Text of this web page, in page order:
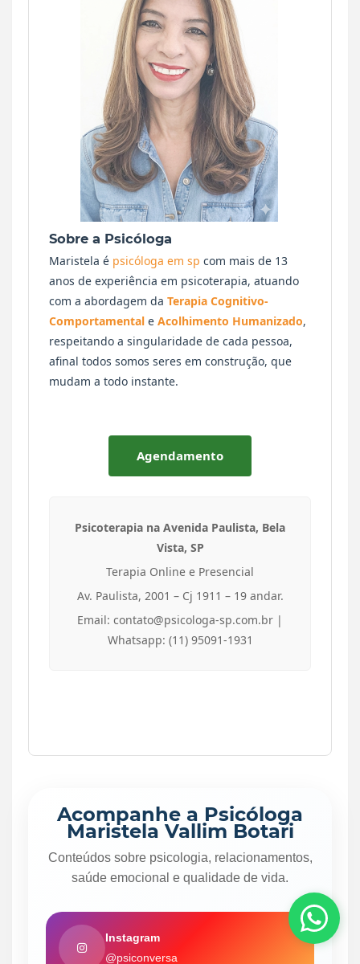
Sobre a Psicóloga
Maristela é psicóloga em sp com mais de 13
anos de experiência em psicoterapia, atuando
com a abordagem da Terapia Cognitivo-
Comportamental e Acolhimento Humanizado,
respeitando a singularidade de cada pessoa,
afinal todos somos seres em construção, que
mudam a todo instante.
Agendamento
Psicoterapia na Avenida Paulista, Bela
Vista, SP
Terapia Online e Presencial
Av. Paulista, 2001 – Cj 1911 – 19 andar.
Email: contato@psicologa-sp.com.br |
Whatsapp: (11) 95091-1931
Acompanhe a Psicóloga
Maristela Vallim Botari
Conteúdos sobre psicologia, relacionamentos,
saúde emocional e qualidade de vida.
Instagram
@psiconversa